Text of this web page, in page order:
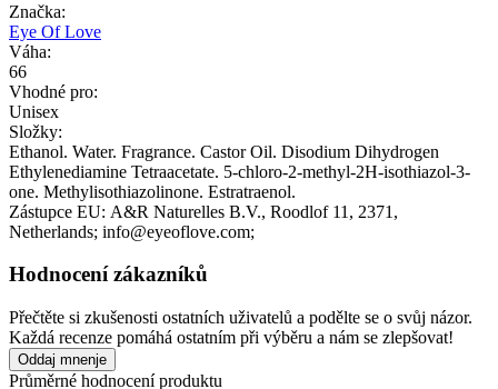
Značka:
Eye Of Love
Váha:
66
Vhodné pro:
Unisex
Složky:
Ethanol. Water. Fragrance. Castor Oil. Disodium Dihydrogen
Ethylenediamine Tetraacetate. 5-chloro-2-methyl-2H-isothiazol-3-
one. Methylisothiazolinone. Estratraenol.
Zástupce EU: A&R Naturelles B.V., Roodlof 11 , 2371 ,
Netherlands; info@eyeoflove.com;
Hodnocení zákazníků
Přečtěte si zkušenosti ostatních uživatelů a podělte se o svůj názor.
Každá recenze pomáhá ostatním při výběru a nám se zlepšovat!
Oddaj mnenje
Průměrné hodnocení produktu